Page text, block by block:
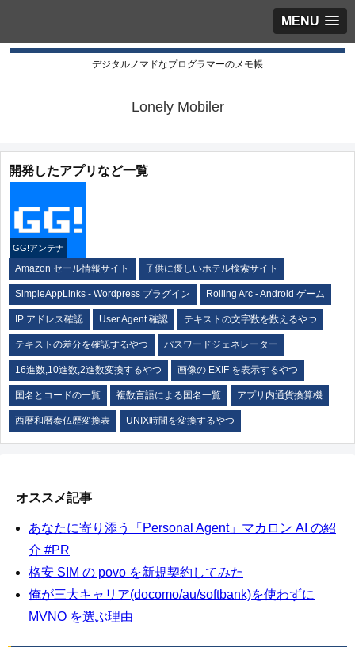
MENU
デジタルノマドなプログラマーのメモ帳
Lonely Mobiler
開発したアプリなど一覧
GG!アンテナ
Amazon セール情報サイト 子供に優しいホテル検索サイト
SimpleAppLinks - Wordpress プラグイン Rolling Arc - Android ゲーム
IP アドレス確認 User Agent 確認 テキストの文字数を数えるやつ
テキストの差分を確認するやつ パスワードジェネレーター
16進数,10進数,2進数変換するやつ 画像の EXIF を表示するやつ
国名とコードの一覧 複数言語による国名一覧 アプリ内通貨換算機
西暦和暦泰仏歴変換表 UNIX時間を変換するやつ
オススメ記事
あなたに寄り添う「Personal Agent」マカロン AI の紹
介 #PR
格安 SIM の povo を新規契約してみた
俺が三大キャリア(docomo/au/softbank)を使わずに
MVNO を選ぶ理由